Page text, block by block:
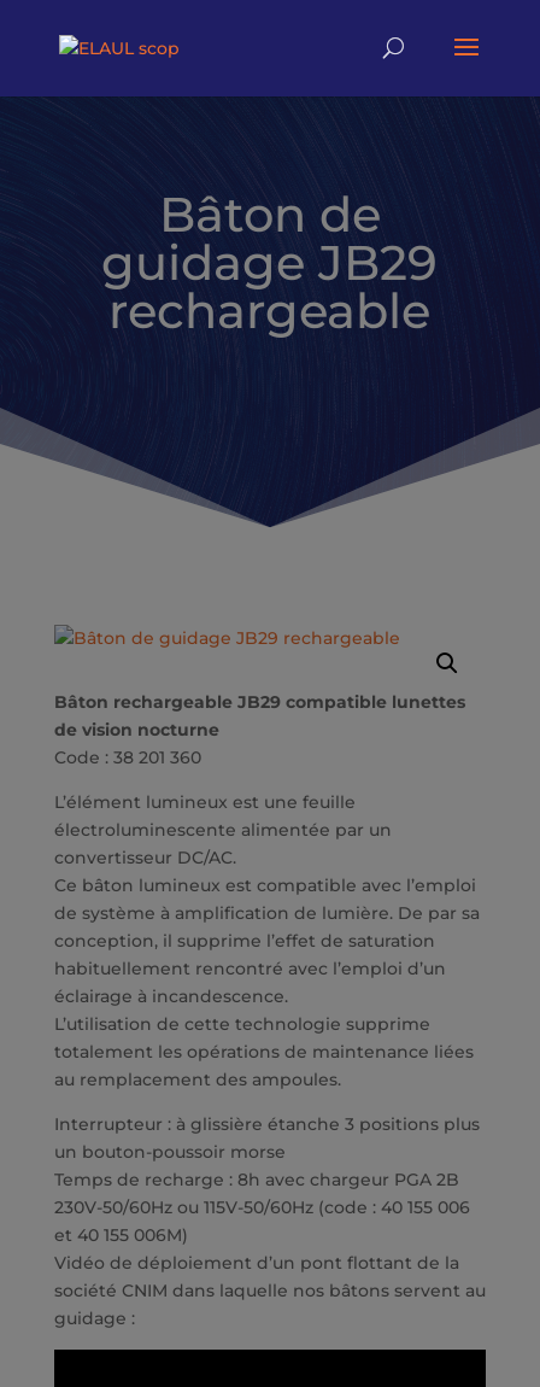
Bâton de
guidage JB29
rechargeable
Bâton rechargeable JB29 compatible lunettes
de vision nocturne
Code : 38 201 360
L’élément lumineux est une feuille
électroluminescente alimentée par un
convertisseur DC/AC.
Ce bâton lumineux est compatible avec l’emploi
de système à amplification de lumière. De par sa
conception, il supprime l’effet de saturation
habituellement rencontré avec l’emploi d’un
éclairage à incandescence.
L’utilisation de cette technologie supprime
totalement les opérations de maintenance liées
au remplacement des ampoules.
Interrupteur : à glissière étanche 3 positions plus
un bouton-poussoir morse
Temps de recharge : 8h avec chargeur PGA 2B
230V-50/60Hz ou 115V-50/60Hz (code : 40 155 006
et 40 155 006M)
Vidéo de déploiement d’un pont flottant de la
société CNIM dans laquelle nos bâtons servent au
guidage :